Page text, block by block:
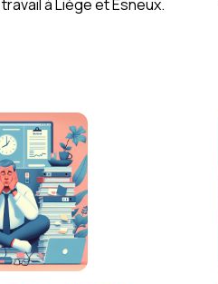
à Liège et Esneux.